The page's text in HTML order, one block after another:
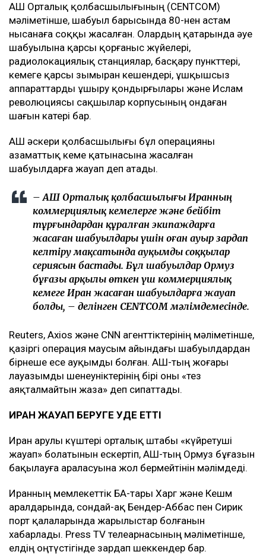
АҚШ Орталық қолбасшылығының (CENTCOM)
мәліметінше, шабуыл барысында 80-нен астам
нысанаға соққы жасалған. Олардың қатарында әуе
шабуылына қарсы қорғаныс жүйелері,
радиолокациялық станциялар, басқару пункттері,
кемеге қарсы зымыран кешендері, ұшқышсыз
аппараттарды ұшыру қондырғылары және Ислам
революциясы сақшылар корпусының ондаған
шағын катері бар.
АҚШ әскери қолбасшылығы бұл операцияны
азаматтық кеме қатынасына жасалған
шабуылдарға жауап деп атады.
– АҚШ Орталық қолбасшылығы Иранның
коммерциялық кемелерге және бейбіт
тұрғындардан құралған экипаждарға
жасаған шабуылдары үшін оған ауыр зардап
келтіру мақсатында ауқымды соққылар
сериясын бастады. Бұл шабуылдар Ормуз
бұғазы арқылы өткен үш коммерциялық
кемеге Иран жасаған шабуылдарға жауап
болды, – делінген CENTCOM мәлімдемесінде.
Reuters, Axios және CNN агенттіктерінің мәліметінше,
қазіргі операция маусым айындағы шабуылдардан
бірнеше есе ауқымды болған. АҚШ-тың жоғары
лауазымды шенеуніктерінің бірі оны «тез
аяқталмайтын жаза» деп сипаттады.
ИРАН ЖАУАП БЕРУГЕ УӘДЕ ЕТТІ
Иран Қарулы күштері орталық штабы «күйретуші
жауап» болатынын ескертіп, АҚШ-тың Ормуз бұғазын
бақылауға араласуына жол бермейтінін мәлімдеді.
Иранның мемлекеттік БАҚ-тары Харг және Кешм
аралдарында, сондай-ақ Бендер-Аббас пен Сирик
порт қалаларында жарылыстар болғанын
хабарлады. Press TV телеарнасының мәліметінше,
елдің оңтүстігінде зардап шеккендер бар.